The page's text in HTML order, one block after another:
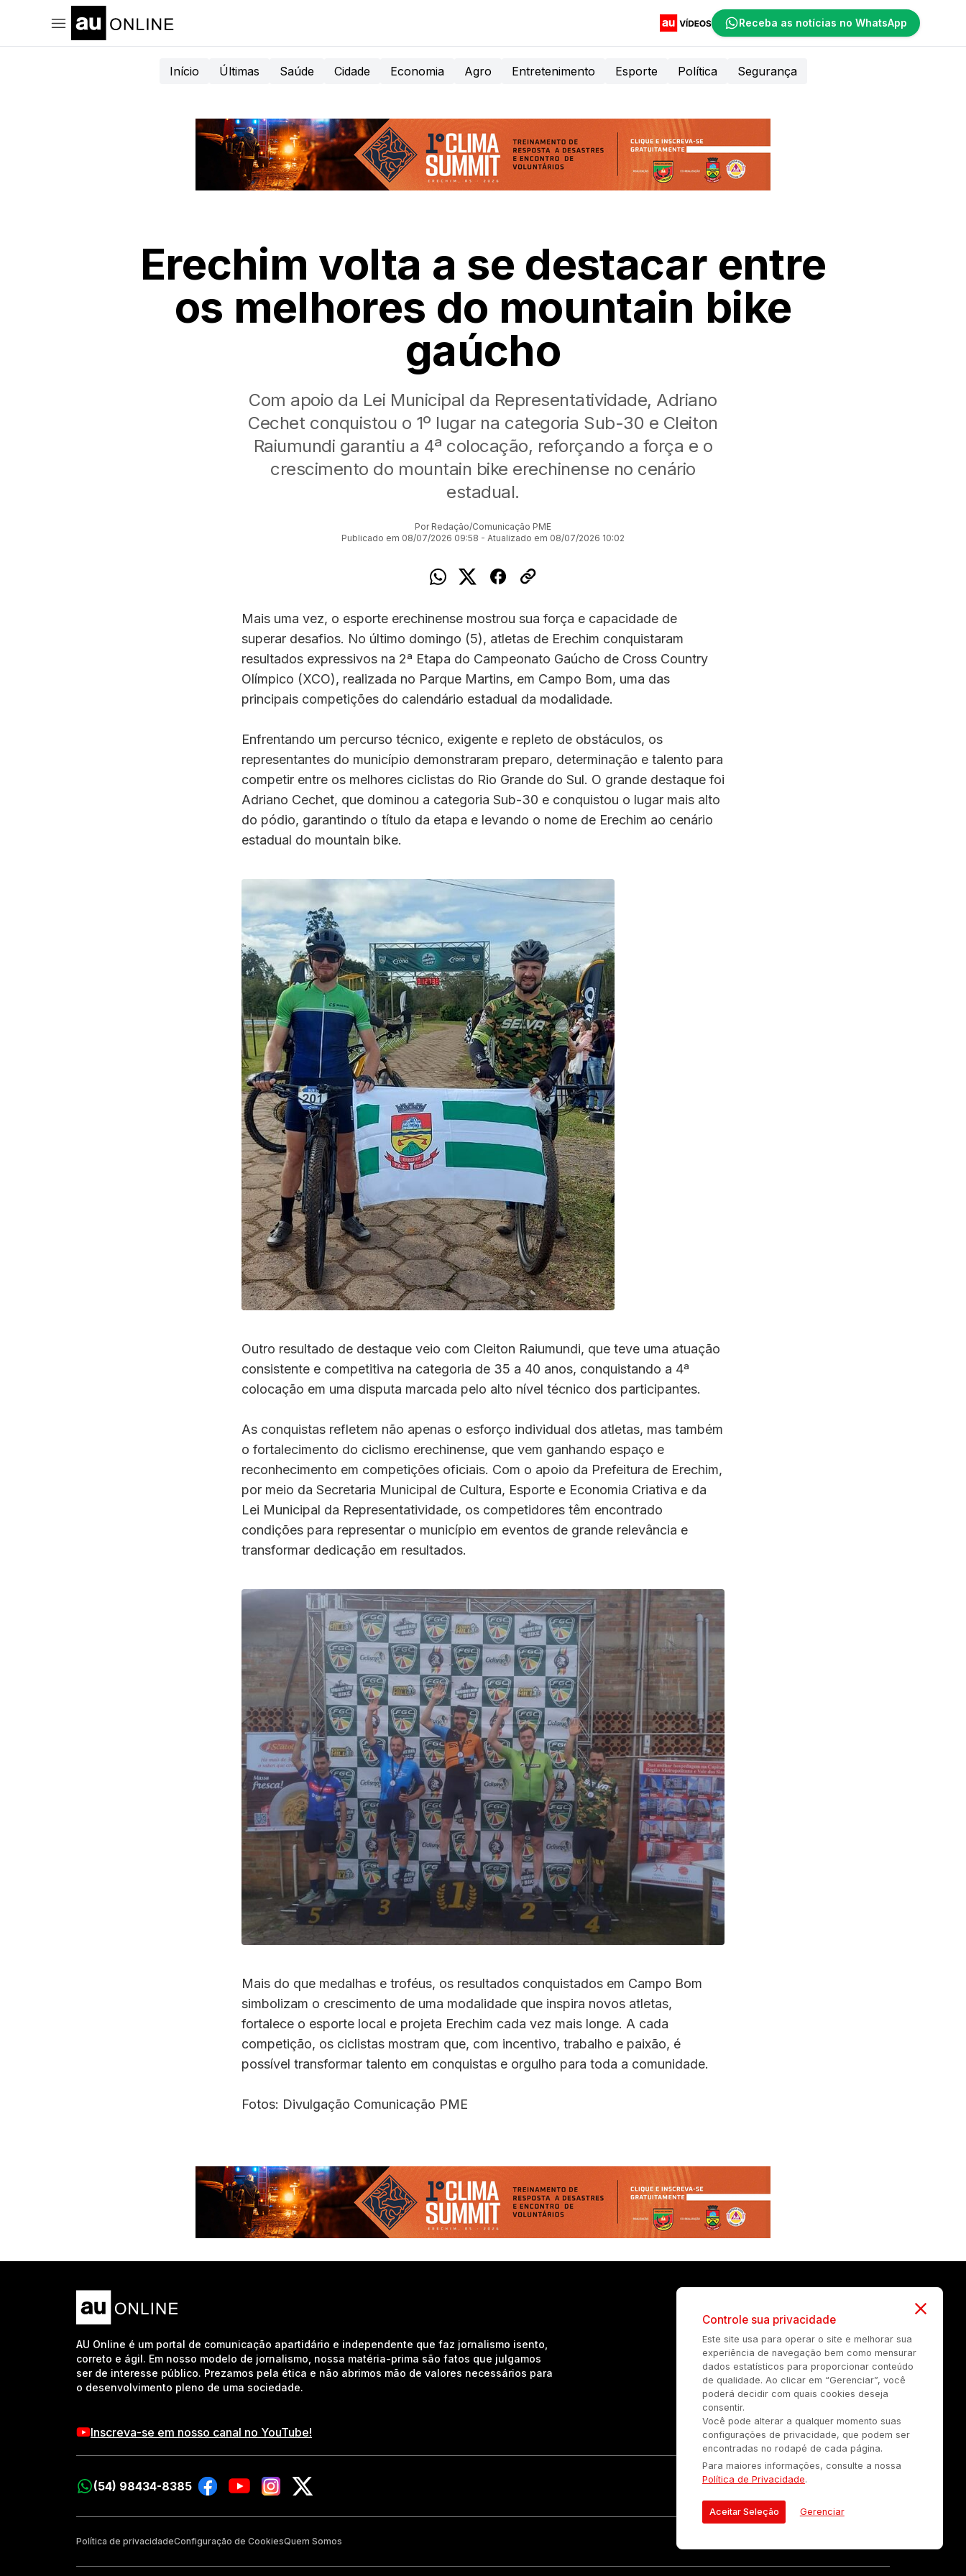
Receba as notícias no WhatsApp
Início Últimas Saúde Cidade Economia Agro Entretenimento Esporte Política Segurança
Erechim volta a se destacar entre
os melhores do mountain bike
gaúcho
Com apoio da Lei Municipal da Representatividade, Adriano
Cechet conquistou o 1º lugar na categoria Sub-30 e Cleiton
Raiumundi garantiu a 4ª colocação, reforçando a força e o
crescimento do mountain bike erechinense no cenário
estadual.
Por Redação/Comunicação PME
Publicado em 08/07/2026 09:58 - Atualizado em 08/07/2026 10:02
Mais uma vez, o esporte erechinense mostrou sua força e capacidade de
superar desafios. No último domingo (5), atletas de Erechim conquistaram
resultados expressivos na 2ª Etapa do Campeonato Gaúcho de Cross Country
Olímpico (XCO), realizada no Parque Martins, em Campo Bom, uma das
principais competições do calendário estadual da modalidade.
Enfrentando um percurso técnico, exigente e repleto de obstáculos, os
representantes do município demonstraram preparo, determinação e talento para
competir entre os melhores ciclistas do Rio Grande do Sul. O grande destaque foi
Adriano Cechet, que dominou a categoria Sub-30 e conquistou o lugar mais alto
do pódio, garantindo o título da etapa e levando o nome de Erechim ao cenário
estadual do mountain bike.
Outro resultado de destaque veio com Cleiton Raiumundi, que teve uma atuação
consistente e competitiva na categoria de 35 a 40 anos, conquistando a 4ª
colocação em uma disputa marcada pelo alto nível técnico dos participantes.
As conquistas refletem não apenas o esforço individual dos atletas, mas também
o fortalecimento do ciclismo erechinense, que vem ganhando espaço e
reconhecimento em competições oficiais. Com o apoio da Prefeitura de Erechim,
por meio da Secretaria Municipal de Cultura, Esporte e Economia Criativa e da
Lei Municipal da Representatividade, os competidores têm encontrado
condições para representar o município em eventos de grande relevância e
transformar dedicação em resultados.
Mais do que medalhas e troféus, os resultados conquistados em Campo Bom
simbolizam o crescimento de uma modalidade que inspira novos atletas,
fortalece o esporte local e projeta Erechim cada vez mais longe. A cada
competição, os ciclistas mostram que, com incentivo, trabalho e paixão, é
possível transformar talento em conquistas e orgulho para toda a comunidade.
Fotos: Divulgação Comunicação PME
AU Online é um portal de comunicação apartidário e independente que faz jornalismo isento,
correto e ágil. Em nosso modelo de jornalismo, nossa matéria-prima são fatos que julgamos
ser de interesse público. Prezamos pela ética e não abrimos mão de valores necessários para
o desenvolvimento pleno de uma sociedade.
Inscreva-se em nosso canal no YouTube!
(54) 98434-8385
Política de privacidadeConfiguração de CookiesQuem Somos
Controle sua privacidade
Este site usa para operar o site e melhorar sua
experiência de navegação bem como mensurar
dados estatísticos para proporcionar conteúdo
de qualidade. Ao clicar em “Gerenciar”, você
poderá decidir com quais cookies deseja
consentir.
Você pode alterar a qualquer momento suas
configurações de privacidade, que podem ser
encontradas no rodapé de cada página.
Para maiores informações, consulte a nossa
Política de Privacidade.
Aceitar Seleção Gerenciar